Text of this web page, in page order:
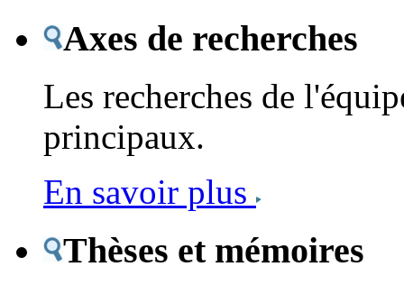
Axes de recherches
Les recherches de
principaux.
En savoir plus
Thèses et mémoires